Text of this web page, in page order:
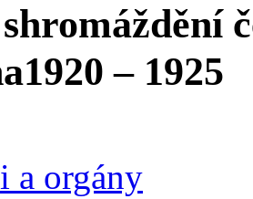
1920 – 1925
a orgány